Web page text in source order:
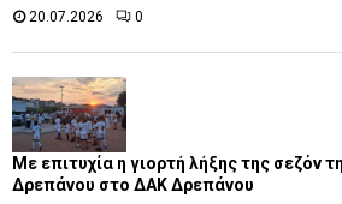
20.07.2026 0
Με επιτυχία η γιορτή λήξης της σεζόν
Δρεπάνου στο ΔΑΚ Δρεπάνου